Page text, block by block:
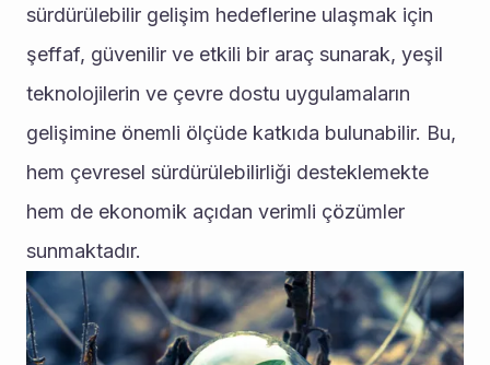
sürdürülebilir gelişim hedeflerine ulaşmak için
şeffaf, güvenilir ve etkili bir araç sunarak, yeşil
teknolojilerin ve çevre dostu uygulamaların
gelişimine önemli ölçüde katkıda bulunabilir. Bu,
hem çevresel sürdürülebilirliği desteklemekte
hem de ekonomik açıdan verimli çözümler
sunmaktadır.